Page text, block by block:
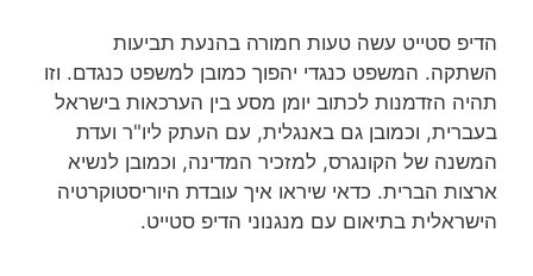
הדיפ סטייט עשה טעות חמורה בהנעת תביעות
השתקה. המשפט כנגדי יהפוך כמובן למשפט כנגדם. וזו
תהיה הזדמנות לכתוב יומן מסע בין הערכאות בישראל
בעברית, וכמובן גם באנגלית, עם העתק ליו"ר ועדת
המשנה של הקונגרס, למזכיר המדינה, וכמובן לנשיא
ארצות הברית. כדאי שיראו איך עובדת היוריסטוקרטיה
הישראלית בתיאום עם מנגנוני הדיפ סטייט.